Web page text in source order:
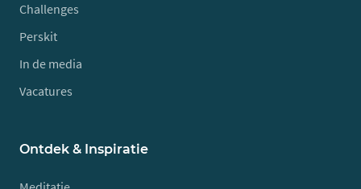
Challenges
Perskit
In de media
Vacatures
Ontdek & Inspiratie